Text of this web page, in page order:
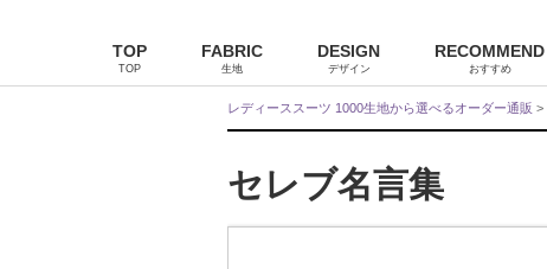
TOP
TOP
FABRIC
生地
DESIGN
デザイン
RECOMMEND
おすすめ
レディーススーツ 1000生地から選べるオーダー通販 >
セレブ名言集